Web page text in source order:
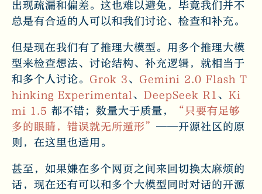
出现疏漏和偏差。这也难以避免，毕竟我们并不
总是有合适的人可以和我们讨论、检查和补充。
但是现在我们有了推理大模型。用多个推理大模
型来检查想法、讨论结构、补充逻辑，就相当于
和多个人讨论。 Grok 3、 Gemini 2.0 Flash T
hinking Experimental、 DeepSeek R1 、 Ki
mi 1.5 都不错；数量大于质量，
“只要有足够
多的眼睛，错误就无所遁形” ——开源社区的原
则，在这里也适用。
甚至，如果嫌在多个网页之间来回切换太麻烦的
话，现在还有可以和多个大模型同时对话的开源